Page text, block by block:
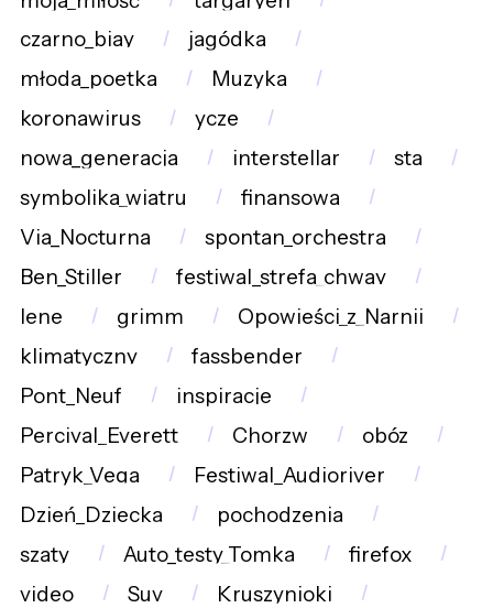
czarno_biay
jagódka
młoda_poetka
Muzyka
koronawirus
ycze
nowa_generacja
interstellar
sta
symbolika_wiatru
finansowa
Via_Nocturna
spontan_orchestra
Ben_Stiller
festiwal_strefa_chway
lene
grimm
Opowieści_z_Narnii
klimatyczny
fassbender
Pont_Neuf
inspiracje
Percival_Everett
Chorzw
obóz
Patryk_Vega
Festiwal_Audioriver
Dzień_Dziecka
pochodzenia
szaty
Auto_testy_Tomka
firefox
video
Suv
Kruszynioki